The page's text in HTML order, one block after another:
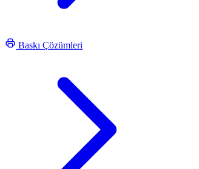
Baskı Çözümleri